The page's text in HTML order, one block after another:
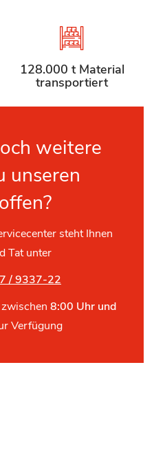
128.000 t Material
transportiert
weitere
unseren
steht Ihnen
Tat unter
/ 9337-22
zwischen 8:00 Uhr und
Verfügung